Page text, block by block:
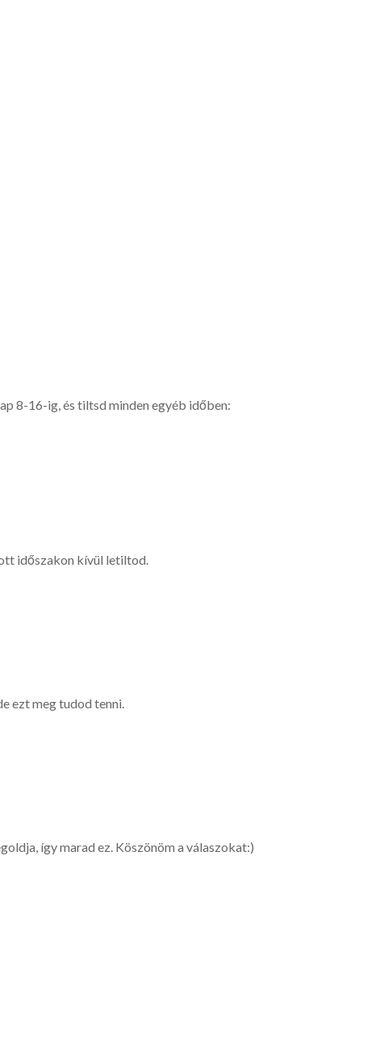
8-16-ig, és tiltsd minden egyéb időben:
időszakon kívül letiltod.
ezt meg tudod tenni.
így marad ez. Köszönöm a válaszokat:)